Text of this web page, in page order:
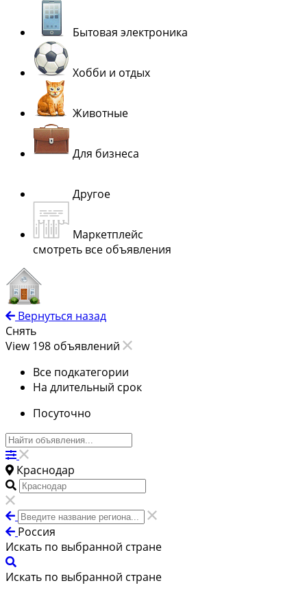
Бытовая электроника
Хобби и отдых
Животные
Для бизнеса
Другое
Маркетплейс
смотреть все объявления
Вернуться назад
Снять
View 198 объявлений
Все подкатегории
На длительный срок
Посуточно
Краснодар
Россия
Искать по выбранной стране
Искать по выбранной стране